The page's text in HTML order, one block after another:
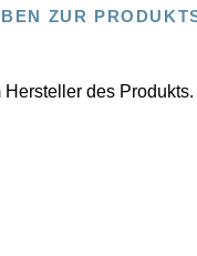
ZUR
des Produkts.